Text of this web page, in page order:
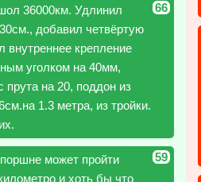
66
36000км. Удлинил
добавил четвёртую
внутреннее крепление
уголком на 40мм,
прута на 20, поддон из
1.3 метра, из тройки.
59
может пройти
и хоть бы что